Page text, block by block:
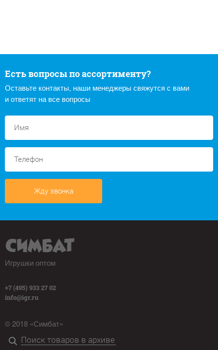
Есть вопросы по ассортименту?
Оставьте контакты, наши менеджеры свяжутся с вами
и ответят на все вопросы
Жду звонка
Игрушки оптом
+7 (495) 933 27 02
info@igr.ru
© 2018 «Симбат»